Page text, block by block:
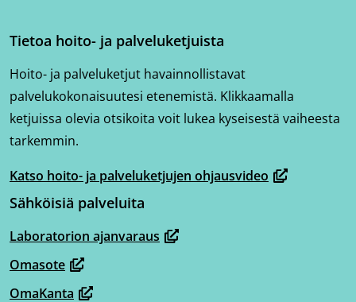
Tietoa hoito- ja palveluketjuista
Hoito- ja palveluketjut havainnollistavat
palvelukokonaisuutesi etenemistä. Klikkaamalla
ketjuissa olevia otsikoita voit lukea kyseisestä vaiheesta
tarkemmin.
Katso hoito- ja palveluketjujen ohjausvideo
(avautuu
uuteen
ikkunaan,
toiseen
palveluun)
Sähköisiä palveluita
Laboratorion ajanvaraus
(avautuu
uuteen
ikkunaan,
Omasote
(avautuu
uuteen
OmaKanta